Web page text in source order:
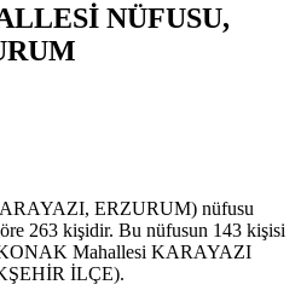
NÜFUSU,
ERZURUM) nüfusu
263 kişidir. Bu nüfusun 143 kişisi
Mahallesi KARAYAZI
İLÇE).